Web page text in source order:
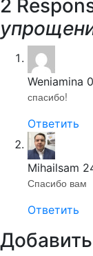
2
Weniamina
спасибо!
Ответить
Mihailsam
Спасибо вам
Ответить